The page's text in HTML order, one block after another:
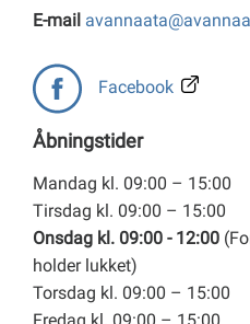
E-mail
Facebook
Åbningstider
Mandag kl. 09:00 – 15:00
Tirsdag kl. 09:00 – 15:00
Onsdag kl. 09:00 - 12:00
holder lukket)
Torsdag kl. 09:00 – 15:00
Fredag kl. 09:00 – 15:00